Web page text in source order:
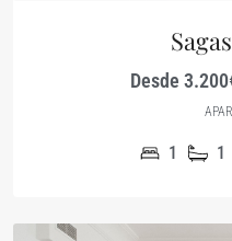
Desde
1 1